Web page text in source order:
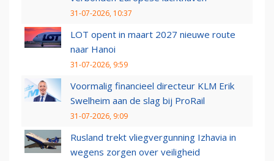
31-07-2026, 10:37
LOT opent in maart 2027 nieuwe route
naar Hanoi
31-07-2026, 9:59
Voormalig financieel directeur KLM Erik
Swelheim aan de slag bij ProRail
31-07-2026, 9:09
Rusland trekt vliegvergunning Izhavia in
wegens zorgen over veiligheid